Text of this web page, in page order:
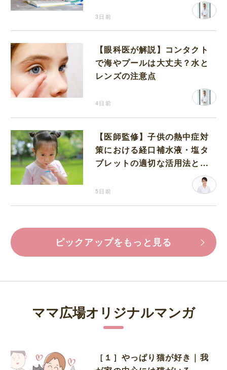
3日前
【眼科医が解説】コンタクト
で海やプールは大丈夫？水と
レンズの注意点
4日前
【医師監修】子供の熱中症対
策における経口補水液・塩タ
ブレットの適切な活用法と水
5日前
ピックアップをもっと見る
ママ広場オリジナルマンガ
［１］やっぱり猫が好き｜我